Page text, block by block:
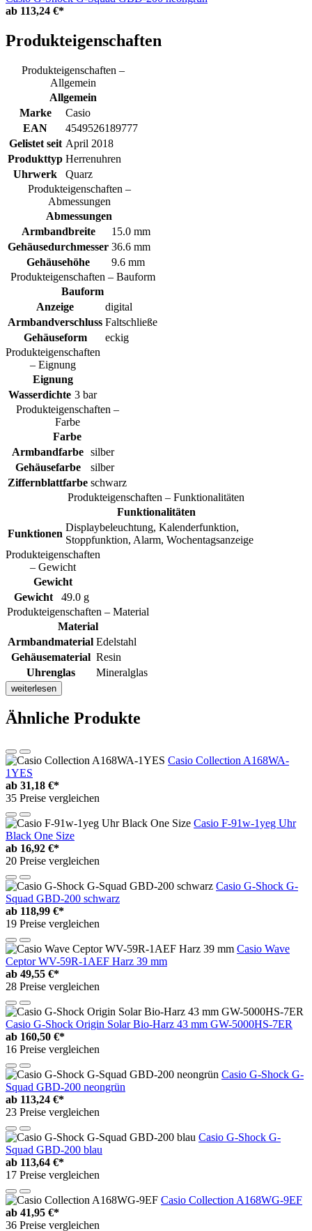
ab 113,24 €*
Produkteigenschaften
Produkteigenschaften –
Allgemein
Allgemein
Marke
Casio
EAN
4549526189777
Gelistet seit April 2018
Produkttyp Herrenuhren
Uhrwerk
Quarz
Produkteigenschaften –
Abmessungen
Abmessungen
Armbandbreite
15.0 mm
Gehäusedurchmesser 36.6 mm
Gehäusehöhe
9.6 mm
Produkteigenschaften – Bauform
Bauform
Anzeige
digital
Armbandverschluss Faltschließe
Gehäuseform
eckig
Produkteigenschaften
– Eignung
Eignung
Wasserdichte 3 bar
Produkteigenschaften –
Farbe
Farbe
Armbandfarbe silber
Gehäusefarbe
silber
Ziffernblattfarbe schwarz
Produkteigenschaften – Funktionalitäten
Funktionalitäten
Funktionen
Displaybeleuchtung, Kalenderfunktion,
Stoppfunktion, Alarm, Wochentagsanzeige
Produkteigenschaften
– Gewicht
Gewicht
Gewicht
49.0 g
Produkteigenschaften – Material
Material
Armbandmaterial Edelstahl
Gehäusematerial Resin
Uhrenglas
Mineralglas
weiterlesen
Ähnliche Produkte
Casio Collection A168WA-
1YES
ab 31,18 €*
35 Preise vergleichen
Casio F-91w-1yeg Uhr
Black One Size
ab 16,92 €*
20 Preise vergleichen
Casio G-Shock G-
Squad GBD-200 schwarz
ab 118,99 €*
19 Preise vergleichen
Casio Wave
Ceptor WV-59R-1AEF Harz 39 mm
ab 49,55 €*
28 Preise vergleichen
Casio G-Shock Origin Solar Bio-Harz 43 mm GW-5000HS-7ER
ab 160,50 €*
16 Preise vergleichen
Casio G-Shock G-
Squad GBD-200 neongrün
ab 113,24 €*
23 Preise vergleichen
Casio G-Shock G-
Squad GBD-200 blau
ab 113,64 €*
17 Preise vergleichen
Casio Collection A168WG-9EF
ab 41,95 €*
36 Preise vergleichen